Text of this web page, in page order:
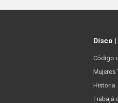
Disco
Código
Mujeres
Historia
Trabajá